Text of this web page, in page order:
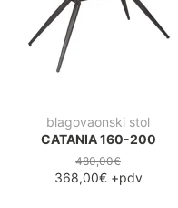
blagovaonski stol
CATANIA 160-200
480,00€
368,00€+pdv